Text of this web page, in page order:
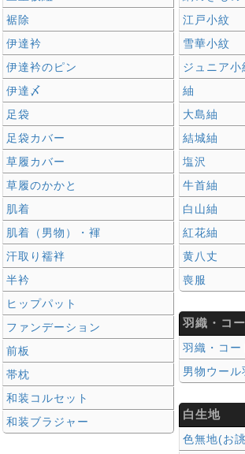
裾除
伊達衿
伊達衿のピン
伊達〆
足袋
足袋カバー
草履カバー
草履のかかと
肌着
肌着（男物）・褌
汗取り襦袢
半衿
ヒップパット
ファンデーション
前板
帯枕
和装コルセット
和装ブラジャー
江戸小紋
雪華小紋
ジュニア小
紬
大島紬
結城紬
塩沢
牛首紬
白山紬
紅花紬
黄八丈
喪服
羽織・コ
羽織・コー
男物ウール
白生地
色無地(お